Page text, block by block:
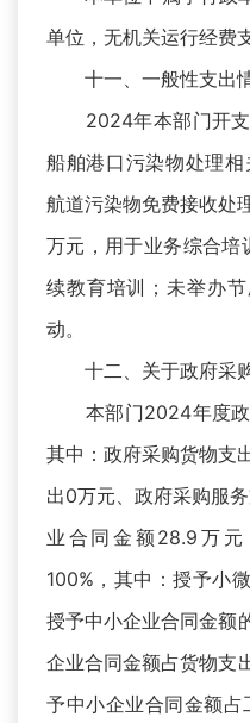
单位，无机关运行经费
十一、一般性支出
2024年本部门开支
船舶港口污染物处理
航道污染物免费接收处
万元，用于业务综合
续教育培训；未举办
动。
十二、关于政府采
本部门2024年度政
其中：政府采购货物支
出0万元、政府采购服
业合同金额28.9万
100%，其中：授予小
授予中小企业合同金额
企业合同金额占货物支
予中小企业合同金额